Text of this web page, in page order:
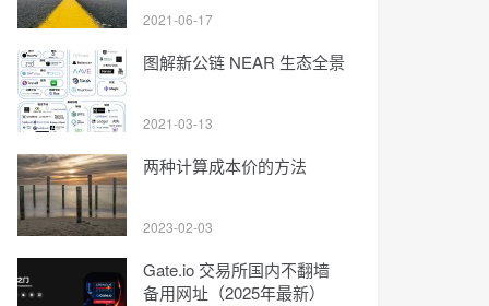
2021-06-17
图解新公链 NEAR 生态全景
2021-03-13
两种计算成本价的方法
2023-02-03
Gate.io 交易所国内不翻墙
备用网址（2025年最新）